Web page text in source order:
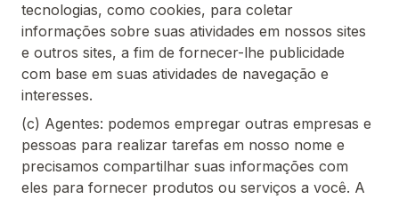
tecnologias, como cookies, para coletar
informações sobre suas atividades em nossos sites
e outros sites, a fim de fornecer-lhe publicidade
com base em suas atividades de navegação e
interesses.
(c) Agentes: podemos empregar outras empresas e
pessoas para realizar tarefas em nosso nome e
precisamos compartilhar suas informações com
eles para fornecer produtos ou serviços a você. A